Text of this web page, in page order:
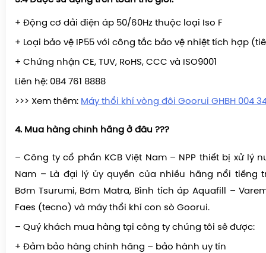
+ Động cơ dải điện áp 50/60Hz thuộc loại Iso F
+ Loại bảo vệ IP55 với công tắc bảo vệ nhiệt tích hợp
+ Chứng nhận CE, TUV, RoHS, CCC và ISO9001
Liên hệ: 084 761 8888
>>> Xem thêm: Máy thổi khí vòng đôi Goorui GHBH 004
4. Mua hàng chính hãng ở đâu ???
– Công ty cổ phần KCB Việt Nam – NPP thiết bị xử lý
Nam – Là đại lý ủy quyền của nhiều hãng nổi tiếng
Bơm Tsurumi, Bơm Matra, Bình tích áp Aquafill –
Faes (tecno) và máy thổi khí con sò Goorui.
– Quý khách mua hàng tại công ty chúng tôi sẽ được:
+ Đảm bảo hàng chính hãng – bảo hành uy tín